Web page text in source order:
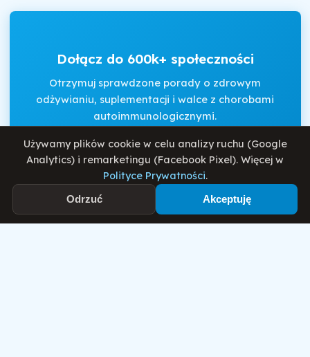
Dołącz do 600k+ społeczności
Otrzymuj sprawdzone porady o zdrowym
odżywianiu, suplementacji i walce z chorobami
autoimmunologicznymi.
AkceptujęRegulaminiPolitykę Prywatności
Używamy plików cookie w celu analizy ruchu (Google
Analytics) i remarketingu (Facebook Pixel). Więcej w
Polityce Prywatności.
Odrzuć Akceptuję